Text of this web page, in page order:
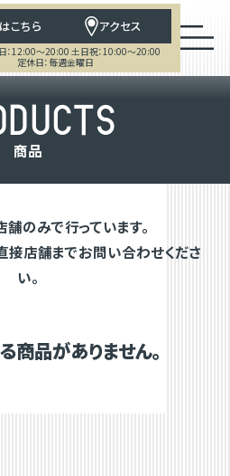
こちら アクセス
：12:00～20:00 土日祝：10:00～20:00
定休日：毎週金曜日
DUCTS
商品
のみで行っています。
店舗までお問い合わせくださ
い。
商品がありません。